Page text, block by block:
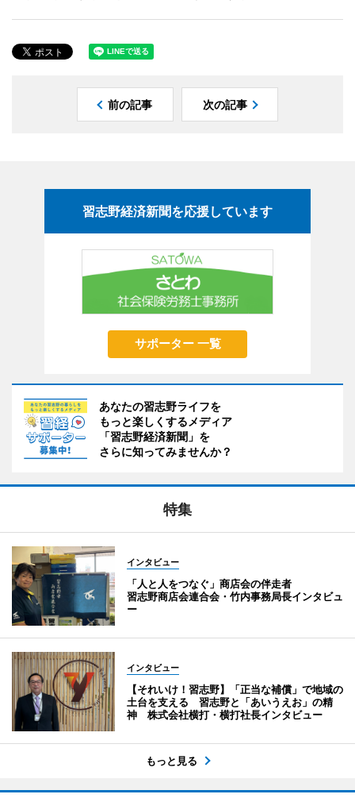
前の記事 次の記事
習志野経済新聞を応援しています
サポーター 一覧
あなたの習志野ライフを
もっと楽しくするメディア
「習志野経済新聞」を
さらに知ってみませんか？
特集
インタビュー
「人と人をつなぐ」商店会の伴走者
習志野商店会連合会・竹内事務局長インタビュ
ー
インタビュー
【それいけ！習志野】「正当な補償」で地域の
土台を支える 習志野と「あいうえお」の精
神 株式会社横打・横打社長インタビュー
もっと見る